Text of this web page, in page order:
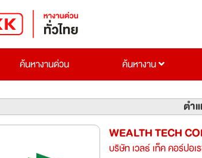
ค้นหางานด่วน ค้นหางาน
ตำ
WEALTH TECH
บริษัท เวลธ์ เท็ค คอร์ปอเ